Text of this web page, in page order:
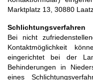
Marktplatz 13, 30880
Schlichtungsverfahren
Bei nicht
Kontaktmöglichkeit
eingerichtet bei der
Behinderungen in
eines